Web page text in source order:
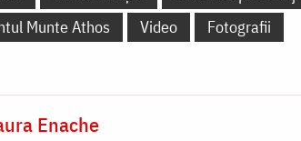
Munte Athos
Video Fotografii
Enache